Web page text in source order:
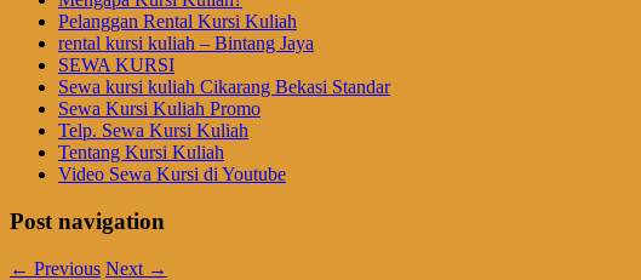
Pelanggan Rental Kursi Kuliah
rental kursi kuliah – Bintang Jaya
SEWA KURSI
Sewa kursi kuliah Cikarang Bekasi Standar
Sewa Kursi Kuliah Promo
Telp. Sewa Kursi Kuliah
Tentang Kursi Kuliah
Video Sewa Kursi di Youtube
Post navigation
← Previous Next →